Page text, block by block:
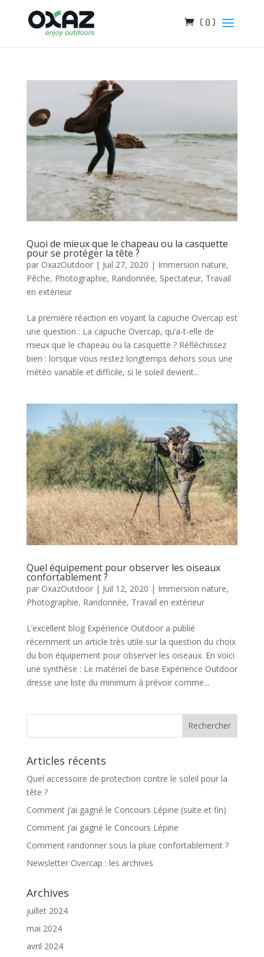
( 0 )
Quoi de mieux que le chapeau ou la casquette
pour se protéger la tête ?
par OxazOutdoor| Juil 27, 2020 | Immersion nature,
Pêche, Photographie, Randonnée, Spectateur, Travail
en extérieur
La première réaction en voyant la capuche Overcap est
une question : La capuche Overcap, qu’a-t-elle de
mieux que le chapeau ou la casquette ? Réfléchissez
bien : lorsque vous restez longtemps dehors sous une
météo variable et difficile, si le soleil devient...
Quel équipement pour observer les oiseaux
confortablement ?
par OxazOutdoor| Juil 12, 2020 | Immersion nature,
Photographie, Randonnée, Travail en extérieur
L’excellent blog Expérience Outdoor a publié
récemment un article très utile sur la question du choix
du bon équipement pour observer les oiseaux. En voici
une synthèse : Le matériel de base Expérience Outdoor
dresse une liste du minimum à prévoir comme...
Articles récents
Quel accessoire de protection contre le soleil pour la
tête ?
Comment j’ai gagné le Concours Lépine (suite et fin)
Comment j’ai gagné le Concours Lépine
Comment randonner sous la pluie confortablement ?
Newsletter Overcap : les archives
Archives
juillet 2024
mai 2024
avril 2024